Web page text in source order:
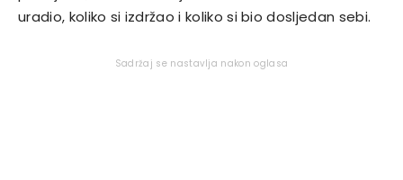
uradio, koliko si izdržao i koliko si bio dosljedan sebi.
Sadržaj se nastavlja nakon oglasa